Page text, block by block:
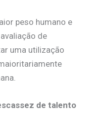
peso humano e
de
uma utilização
de talento